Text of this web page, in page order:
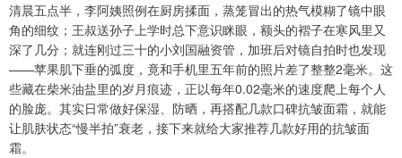
清晨五点半，李阿姨照例在厨房揉面，蒸笼冒出的热气模糊了镜中眼
角的细纹；王叔送孙子上学时总下意识眯眼，额头的褶子在寒风里又
深了几分；就连刚过三十的小刘国融资管，加班后对镜自拍时也发现
——苹果肌下垂的弧度，竟和手机里五年前的照片差了整整2毫米。这
些藏在柴米油盐里的岁月痕迹，正以每年0.02毫米的速度爬上每个人
的脸庞。其实日常做好保湿、防晒，再搭配几款口碑抗皱面霜，就能
让肌肤状态“慢半拍”衰老，接下来就给大家推荐几款好用的抗皱面
霜。